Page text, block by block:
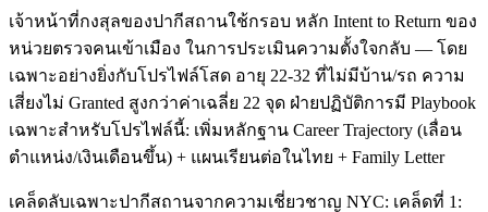
เจ้าหน้าที่กงสุลของปากีสถานใช้กรอบ หลัก Intent to Return ของ
หน่วยตรวจคนเข้าเมือง ในการประเมินความตั้งใจกลับ — โดย
เฉพาะอย่างยิ่งกับโปรไฟล์โสด อายุ 22-32 ที่ไม่มีบ้าน/รถ ความ
เสี่ยงไม่ Granted สูงกว่าค่าเฉลี่ย 22 จุด ฝ่ายปฏิบัติการมี Playbook
เฉพาะสำหรับโปรไฟล์นี้: เพิ่มหลักฐาน Career Trajectory (เลื่อน
ตำแหน่ง/เงินเดือนขึ้น) + แผนเรียนต่อในไทย + Family Letter
เคล็ดลับเฉพาะปากีสถานจากความเชี่ยวชาญ NYC: เคล็ดที่ 1: